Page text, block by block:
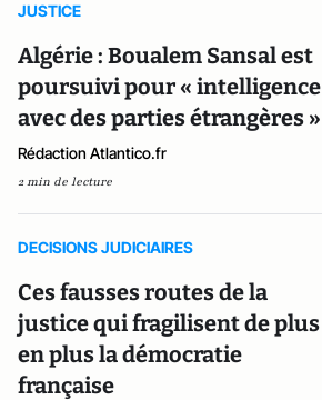
JUSTICE
Algérie : Boualem Sansal est
poursuivi pour « intelligence
avec des parties étrangères »
Rédaction Atlantico.fr
2 min de lecture
DECISIONS JUDICIAIRES
Ces fausses routes de la
justice qui fragilisent de plus
en plus la démocratie
française